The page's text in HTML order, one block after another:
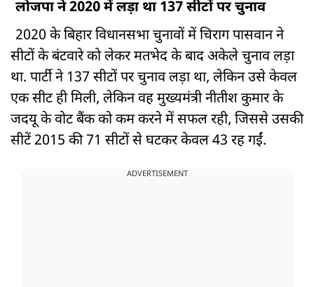
लोजपा ने 2020 में लड़ा था 137 सीटों पर चुनाव
2020 के बिहार विधानसभा चुनावों में चिराग पासवान ने
सीटों के बंटवारे को लेकर मतभेद के बाद अकेले चुनाव लड़ा
था. पार्टी ने 137 सीटों पर चुनाव लड़ा था, लेकिन उसे केवल
एक सीट ही मिली, लेकिन वह मुख्यमंत्री नीतीश कुमार के
जदयू के वोट बैंक को कम करने में सफल रही, जिससे उसकी
सीटें 2015 की 71 सीटों से घटकर केवल 43 रह गईं.
ADVERTISEMENT